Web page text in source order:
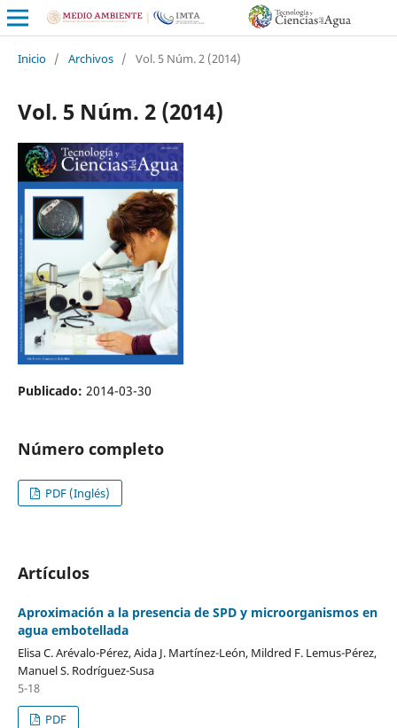
Inicio / Archivos / Vol. 5 Núm. 2 (2014)
Vol. 5 Núm. 2 (2014)
Publicado: 2014-03-30
Número completo
PDF (Inglés)
Artículos
Aproximación a la presencia de SPD y microorganismos en
agua embotellada
Elisa C. Arévalo-Pérez, Aida J. Martínez-León, Mildred F. Lemus-Pérez,
Manuel S. Rodríguez-Susa
5-18
PDF